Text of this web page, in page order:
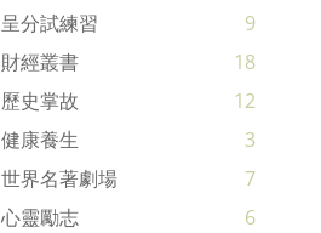
呈分試練習
9
財經叢書
18
歷史掌故
12
健康養生
3
世界名著劇場
7
心靈勵志
6